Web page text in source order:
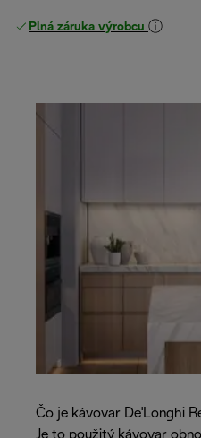
Plná záruka výrobcu
Čo je kávovar De'Longhi
Je to použitý kávovar